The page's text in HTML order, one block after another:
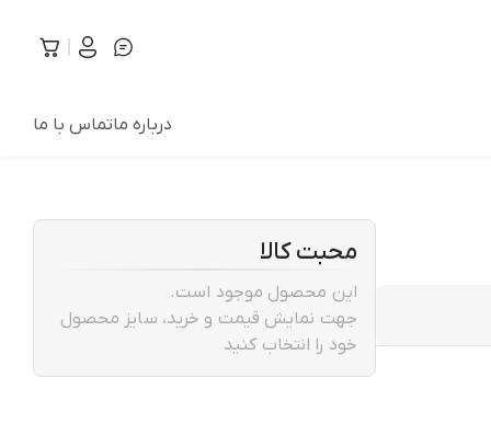
درباره ماتماس با ما
محبت کالا
این محصول موجود است.
جهت نمایش قیمت و خرید، سایز محصول
خود را انتخاب کنید